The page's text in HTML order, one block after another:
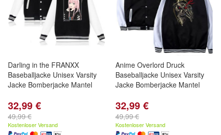
Darling in the FRANXX
Baseballjacke Unisex Varsity
Jacke Bomberjacke Mantel
32,99 €
49,99 €
Kostenloser Versand
Anime Overlord Druck
Baseballjacke Unisex Varsity
Jacke Bomberjacke Mantel
32,99 €
49,99 €
Kostenloser Versand